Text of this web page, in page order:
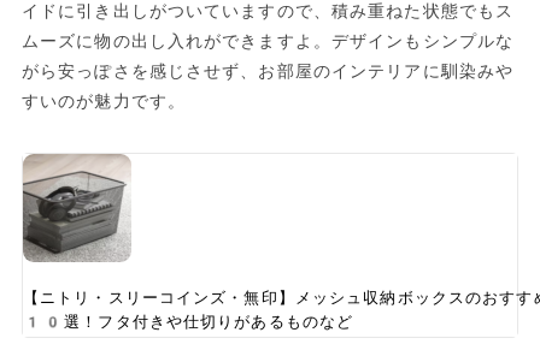
イドに引き出しがついていますので、積み重ねた状態でもス
ムーズに物の出し入れができますよ。デザインもシンプルな
がら安っぽさを感じさせず、お部屋のインテリアに馴染みや
すいのが魅力です。
【ニトリ・スリーコインズ・無印】メッシュ収納ボックスのおす
10選！フタ付きや仕切りがあるものなど